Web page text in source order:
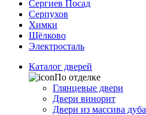
Сергиев Посад
Серпухов
Химки
Щёлково
Электросталь
Каталог дверей
По отделке
Глянцевые двери
Двери винорит
Двери из массива дуба